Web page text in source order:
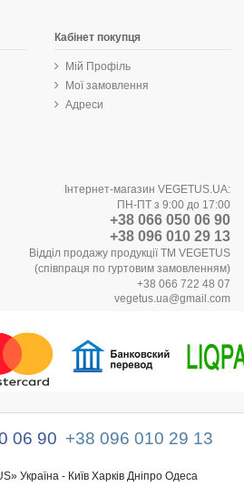
Кабінет покупця
Мій Профіль
Мої замовлення
Адреси
Інтернет-магазин VEGETUS.UA:
ПН-ПТ з 9:00 до 17:00
+38 066 050 06 90
+38 096 010 29 13
Відділ продажу продукції ТМ VEGETUS
(співпраця по гуртовим замовленням)
+38 066 722 48 07
vegetus.ua@gmail.com
06 90 +38 096 010 29 13
Україна - Київ Харків Дніпро Одеса